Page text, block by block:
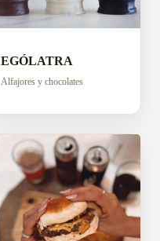
EGÓLATRA
Alfajores y chocolates